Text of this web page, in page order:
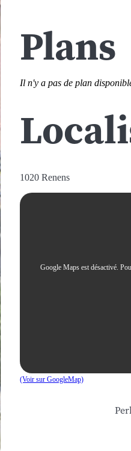
Plans
Il n'y a pas de plan
1020 Renens
Google Maps est désactivé.
(Voir sur GoogleMap)